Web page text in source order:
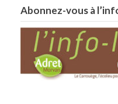
Abonnez-vous à